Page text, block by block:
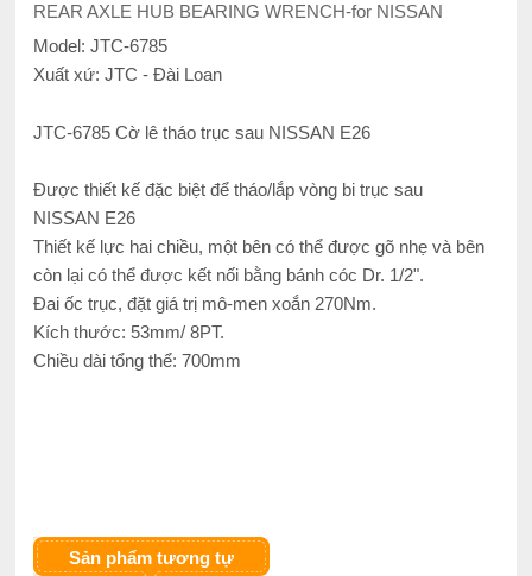
REAR AXLE HUB BEARING WRENCH-for NISSAN
Model: JTC-6785
Xuất xứ: JTC - Đài Loan
JTC-6785 Cờ lê tháo trục sau NISSAN E26
Được thiết kế đặc biệt để tháo/lắp vòng bi trục sau
NISSAN E26
Thiết kế lực hai chiều, một bên có thể được gõ nhẹ và bên
còn lại có thể được kết nối bằng bánh cóc Dr. 1/2".
Đai ốc trục, đặt giá trị mô-men xoắn 270Nm.
Kích thước: 53mm/ 8PT.
Chiều dài tổng thể: 700mm
Sản phẩm tương tự